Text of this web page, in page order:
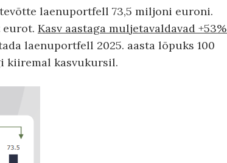
laenuportfell 73,5 miljoni euroni.
Kasv aastaga muljetavaldavad
laenuportfell 2025. aasta lõpuks 100
kiiremal kasvukursil.